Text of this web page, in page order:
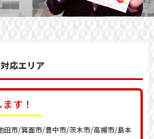
対応エリア
す！
田市/箕面市/豊中市/茨木市/高槻市/島本